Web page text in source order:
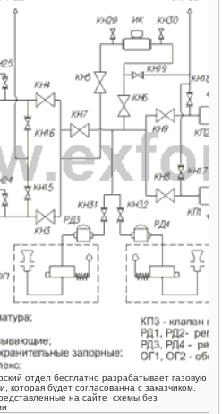
отдел бесплатно разрабатывает газовую
которая будет согласованна с заказчиком.
на сайте схемы без